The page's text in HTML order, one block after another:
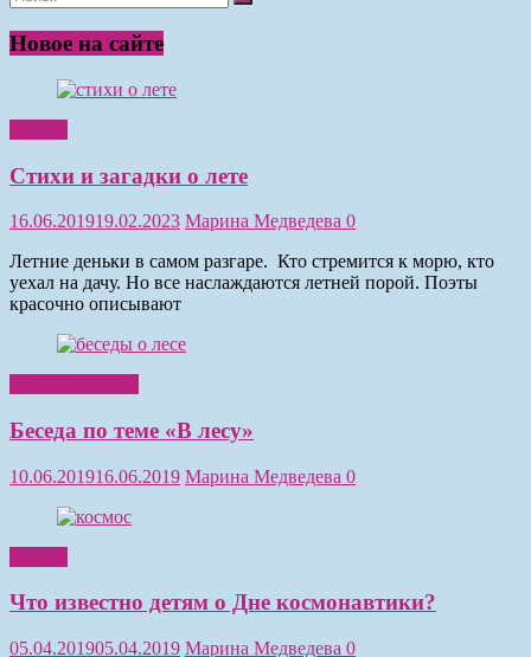
Новое на сайте
Стихи и загадки о лете
16.06.201919.02.2023 Марина Медведева 0
Летние деньки в самом разгаре. Кто стремится к морю, кто
уехал на дачу. Но все наслаждаются летней порой. Поэты
красочно описывают
Беседа по теме «В лесу»
10.06.201916.06.2019 Марина Медведева 0
Что известно детям о Дне космонавтики?
05.04.201905.04.2019 Марина Медведева 0